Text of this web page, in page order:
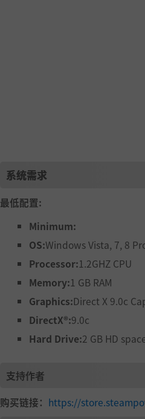
系统需求
最低配置:
Minimum:
OS:Windows Vista, 7, 8
Processor:1.2GHZ CPU
Memory:1 GB RAM
Graphics:Direct X 9.0c
DirectX®:9.0c
Hard Drive:2 GB HD
支持作者
购买链接： https://